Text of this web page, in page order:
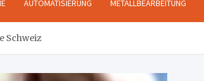
AUTOMATISIERUNG METALLBEARBEITUNG
Schweiz